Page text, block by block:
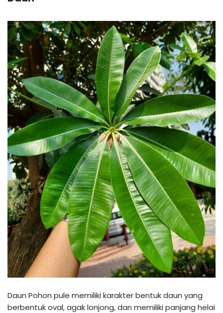
Daun Pohon pule memiliki karakter bentuk daun yang
berbentuk oval, agak lonjong, dan memiliki panjang helai